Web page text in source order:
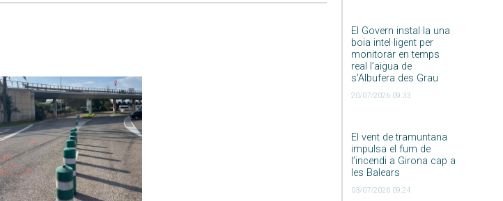
El Govern instal·la una
boia intel·ligent per
monitorar en temps
real l’aigua de
s’Albufera des Grau
20/07/2026 09:33
El vent de tramuntana
impulsa el fum de
l’incendi a Girona cap a
les Balears
03/07/2026 09:24